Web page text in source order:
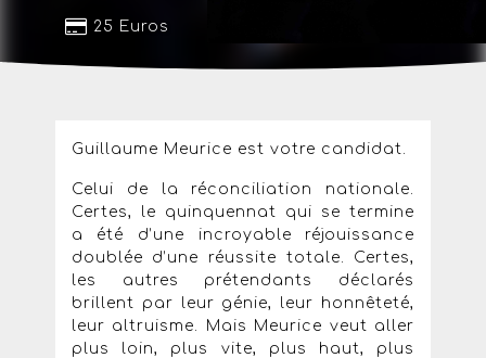
25 Euros
Guillaume Meurice est votre candidat.
Celui de la réconciliation nationale.
Certes, le quinquennat qui se termine
a été d’une incroyable réjouissance
doublée d’une réussite totale. Certes,
les autres prétendants déclarés
brillent par leur génie, leur honnêteté,
leur altruisme. Mais Meurice veut aller
plus loin, plus vite, plus haut, plus